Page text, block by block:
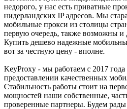
недорого, у нас есть приватные
нидерландских IP адресов. Мы
мобильные прокси из столицы
первую очередь, также возможны и
Купить дешево надежные
вот за честную цену - вполне.
KeyProxy - мы работаем с 2017
предоставлении качественных
Стабильность работы стоит на
мощностей наши собственные,
проверенные партнеры. Будем рады